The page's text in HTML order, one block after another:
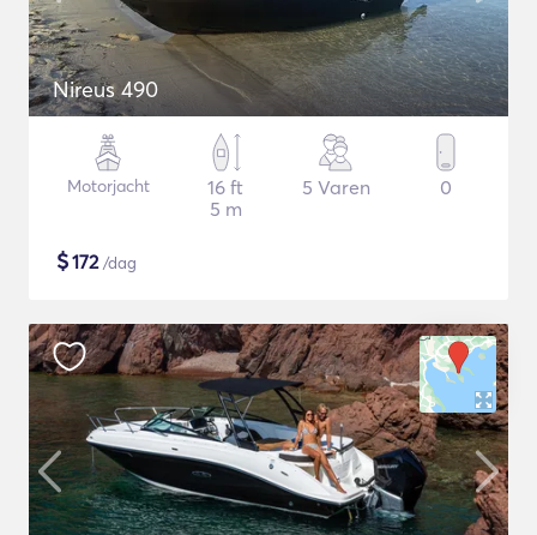
Nireus 490
Motorjacht
16 ft
5 m
5 Varen 0
$172/dag